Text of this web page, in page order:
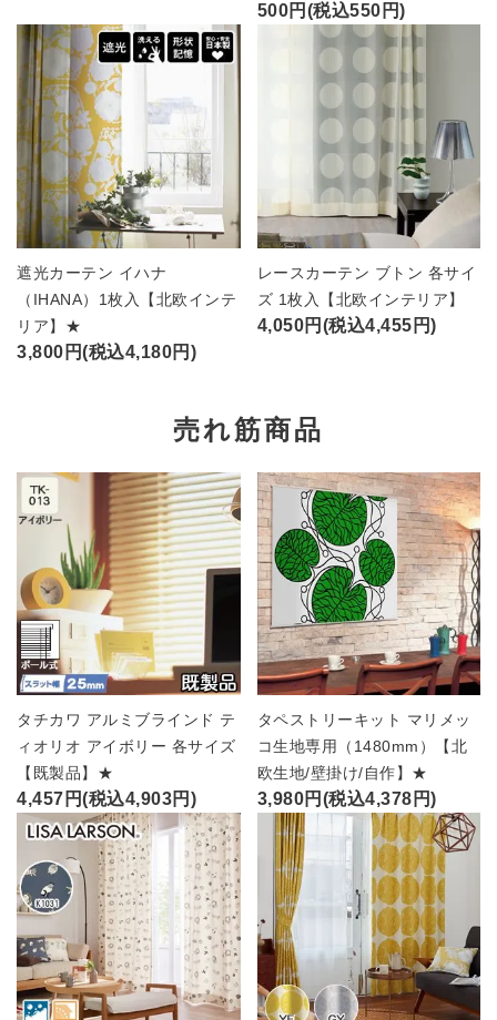
500円(税込550円)
遮光カーテン イハナ
（IHANA）1枚入【北欧インテ
リア】★
3,800円(税込4,180円)
レースカーテン ブトン 各サイ
ズ 1枚入【北欧インテリア】
4,050円(税込4,455円)
売れ筋商品
タチカワ アルミブラインド テ
ィオリオ アイボリー 各サイズ
【既製品】★
4,457円(税込4,903円)
タペストリーキット マリメッ
コ生地専用（1480mm）【北
欧生地/壁掛け/自作】★
3,980円(税込4,378円)